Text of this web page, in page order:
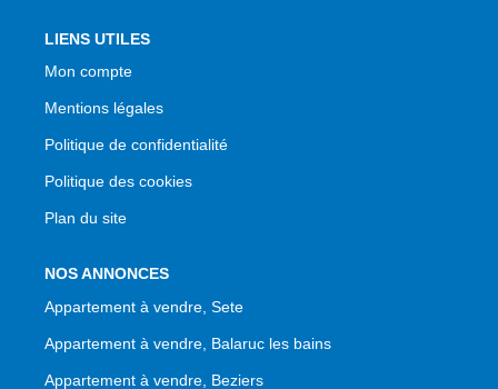
LIENS UTILES
Mon compte
Mentions légales
Politique de confidentialité
Politique des cookies
Plan du site
NOS ANNONCES
Appartement à vendre, Sete
Appartement à vendre, Balaruc les bains
Appartement à vendre, Beziers